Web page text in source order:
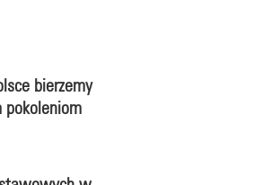
bierzemy
pokoleniom